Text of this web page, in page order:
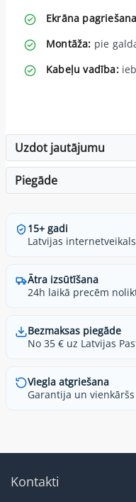
Ekrāna
Montāža: pie
Kabeļu vadība:
Uzdot jautājumu
Piegāde
15+ gadi
Latvijas internetveikals
Ātra izsūtīšana
24h laikā precēm
Bezmaksas piegāde
No 35 € uz Latvijas
Viegla atgriešana
Garantija un
Kontakti